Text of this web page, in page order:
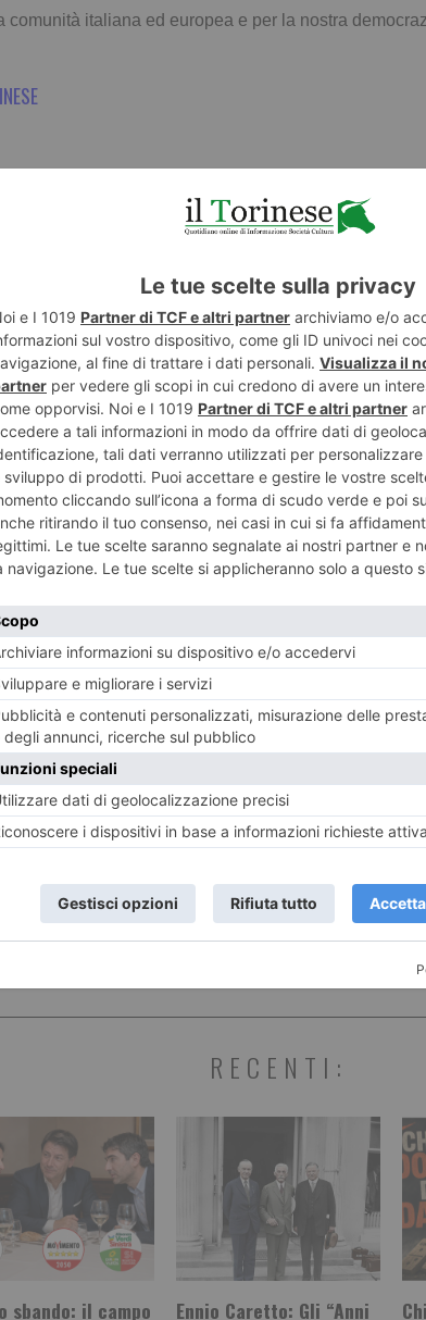
comunità italiana ed europea e per la nostra
LE FORZE POLITICHE SONO COMUNQUE CONDANNATE NEL
POST RECENTI
lavoratori
al Festival di
davanti
RECENTI:
sbando: il campo
Ennio Caretto: Gli “Anni